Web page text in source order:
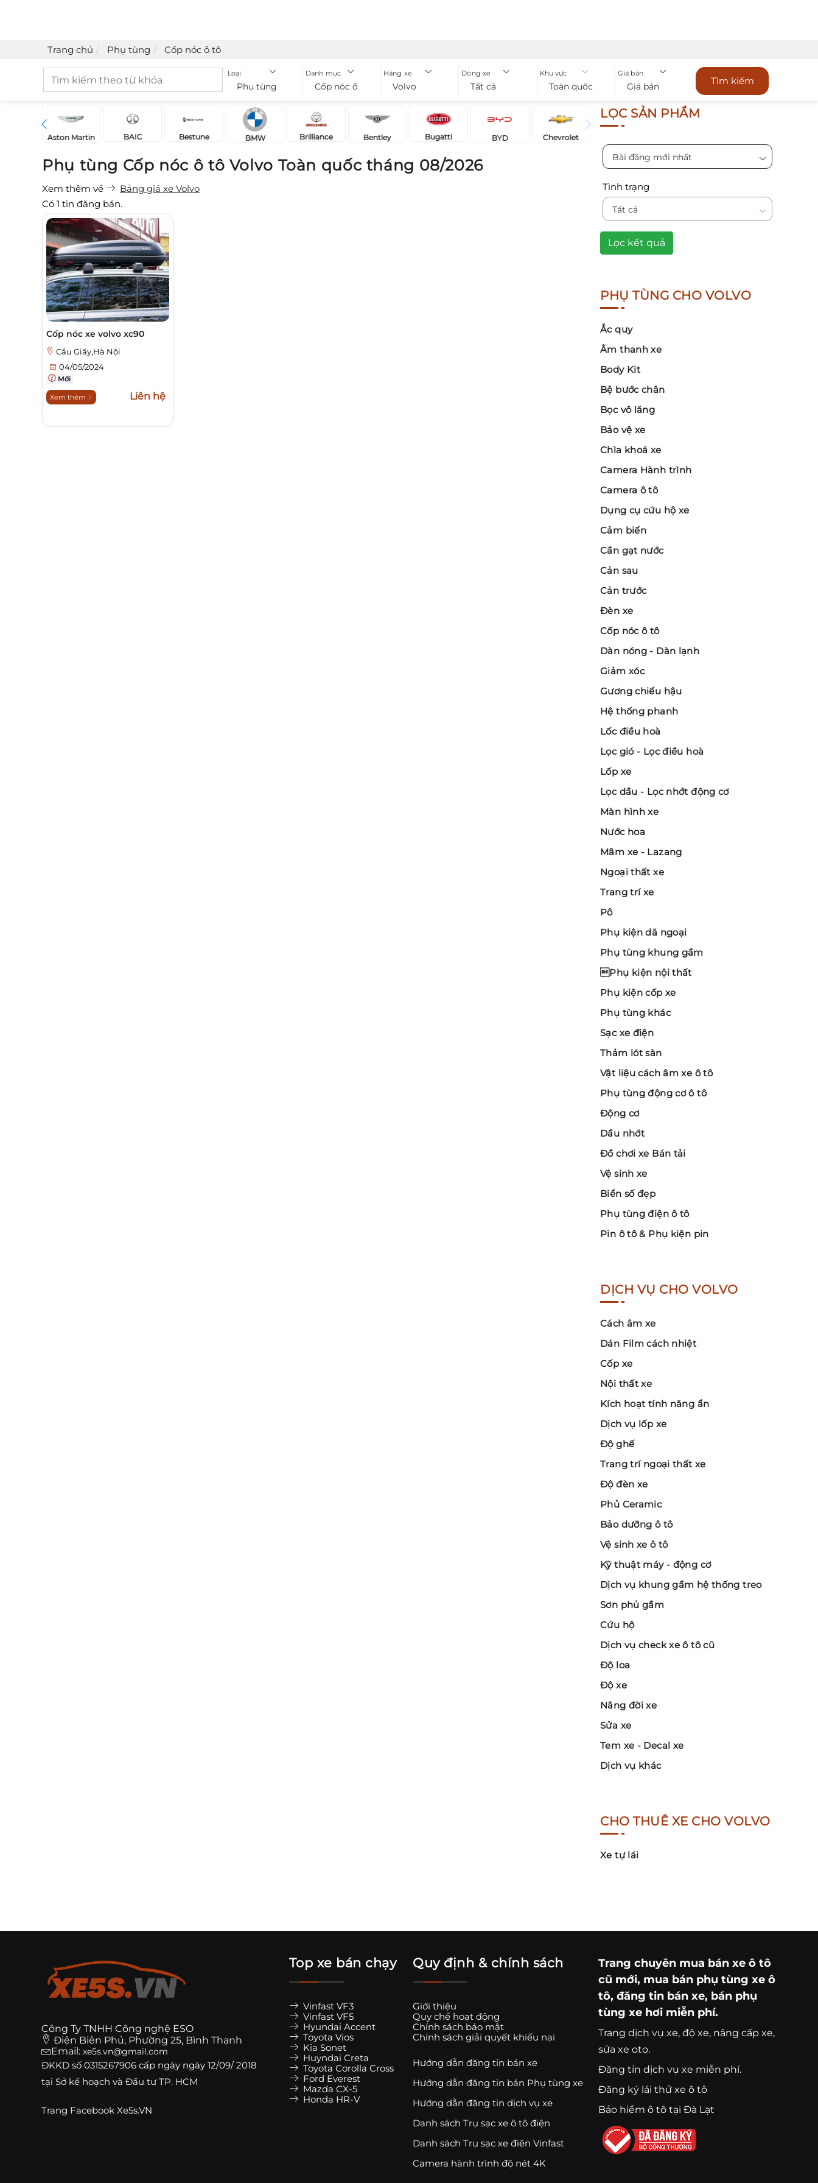
Trang chủ Phụ tùng Cốp nóc ô tô
Loại
Phụ tùng
Danh mục
Cốp nóc ô tô
Hãng xe
Volvo
Dòng xe
Tất cả
Khu vực
Toàn quốc
Giá bán
Giá bán Tìm kiếm
Aston Martin BAIC Bestune BMW Brilliance Bentley Bugatti BYD Chevrolet
Phụ tùng Cốp nóc ô tô Volvo Toàn quốc tháng 08/2026
Xem thêm về
Bảng giá xe Volvo
Có 1 tin đăng bán.
Cốp nóc xe volvo xc90
Cầu Giấy,Hà Nội
04/05/2024
Mới
Xem thêm Liên hệ
LỌC SẢN PHẨM
Bài đăng mới nhất
Tình trạng
Tất cả
Lọc kết quả
PHỤ TÙNG CHO VOLVO
Ắc quy
Âm thanh xe
Body Kit
Bệ bước chân
Bọc vô lăng
Bảo vệ xe
Chìa khoá xe
Camera Hành trình
Camera ô tô
Dụng cụ cứu hộ xe
Cảm biến
Cần gạt nước
Cản sau
Cản trước
Đèn xe
Cốp nóc ô tô
Dàn nóng - Dàn lạnh
Giảm xóc
Gương chiếu hậu
Hệ thống phanh
Lốc điều hoà
Lọc gió - Lọc điều hoà
Lốp xe
Lọc dầu - Lọc nhớt động cơ
Màn hình xe
Nước hoa
Mâm xe - Lazang
Ngoại thất xe
Trang trí xe
Pô
Phụ kiện dã ngoại
Phụ tùng khung gầm
Phụ kiện nội thất
Phụ kiện cốp xe
Phụ tùng khác
Sạc xe điện
Thảm lót sàn
Vật liệu cách âm xe ô tô
Phụ tùng động cơ ô tô
Động cơ
Dầu nhớt
Đồ chơi xe Bán tải
Vệ sinh xe
Biển số đẹp
Phụ tùng điện ô tô
Pin ô tô & Phụ kiện pin
DỊCH VỤ CHO VOLVO
Cách âm xe
Dán Film cách nhiệt
Cốp xe
Nội thất xe
Kích hoạt tính năng ẩn
Dịch vụ lốp xe
Độ ghế
Trang trí ngoại thất xe
Độ đèn xe
Phủ Ceramic
Bảo dưỡng ô tô
Vệ sinh xe ô tô
Kỹ thuật máy - động cơ
Dịch vụ khung gầm hệ thống treo
Sơn phủ gầm
Cứu hộ
Dịch vụ check xe ô tô cũ
Độ loa
Độ xe
Nâng đời xe
Sửa xe
Tem xe - Decal xe
Dịch vụ khác
CHO THUÊ XE CHO VOLVO
Xe tự lái
Công Ty TNHH Công nghệ ESO
Điện Biên Phủ, Phường 25, Bình Thạnh
Email: xe5s.vn@gmail.com
ĐKKD số 0315267906 cấp ngày ngày 12/09/ 2018
tại Sở kế hoạch và Đầu tư TP. HCM
Trang Facebook Xe5s.VN
Top xe bán chạy
Vinfast VF3
Vinfast VF5
Hyundai Accent
Toyota Vios
Kia Sonet
Huyndai Creta
Toyota Corolla Cross
Ford Everest
Mazda CX-5
Honda HR-V
Quy định & chính sách
Giới thiệu
Quy chế hoạt động
Chính sách bảo mật
Chính sách giải quyết khiếu nại
Hướng dẫn đăng tin bán xe
Hướng dẫn đăng tin bán Phụ tùng xe
Hướng dẫn đăng tin dịch vụ xe
Danh sách Trụ sạc xe ô tô điện
Danh sách Trụ sạc xe điện Vinfast
Camera hành trình độ nét 4K
Trang chuyên mua bán xe ô tô
cũ mới, mua bán phụ tùng xe ô
tô, đăng tin bán xe, bán phụ
tùng xe hơi miễn phí.
Trang dịch vụ xe, độ xe, nâng cấp xe,
sửa xe oto.
Đăng tin dịch vụ xe miễn phí.
Đăng ký lái thử xe ô tô
Bảo hiểm ô tô tại Đà Lạt